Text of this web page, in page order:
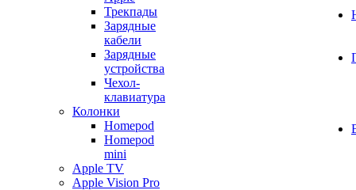
Трекпады
Зарядные
кабели
Зарядные
устройства
Чехол-
клавиатура
Колонки
Homepod
Homepod
mini
Apple TV
Apple Vision Pro